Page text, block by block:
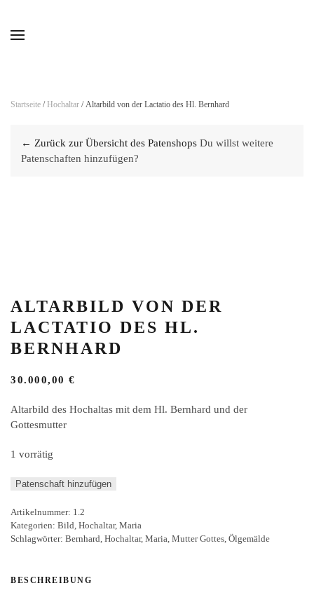
Startseite / Hochaltar / Altarbild von der Lactatio des Hl. Bernhard
← Zurück zur Übersicht des Patenshops Du willst weitere
Patenschaften hinzufügen?
ALTARBILD VON DER
LACTATIO DES HL.
BERNHARD
30.000,00 €
Altarbild des Hochaltas mit dem Hl. Bernhard und der
Gottesmutter
1 vorrätig
Altarbild
der
Lactatio
des
Bernhard
Patenschaft hinzufügen
Artikelnummer: 1.2
Kategorien: Bild, Hochaltar, Maria
Schlagwörter: Bernhard, Hochaltar, Maria, Mutter Gottes, Ölgemälde
BESCHREIBUNG